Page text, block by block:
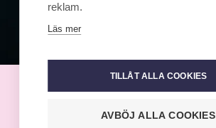
Knytnäven -
våld
reklam.
Läs mer
TILLÅT ALLA COOKIES
AVBÖJ ALLA COOKIES